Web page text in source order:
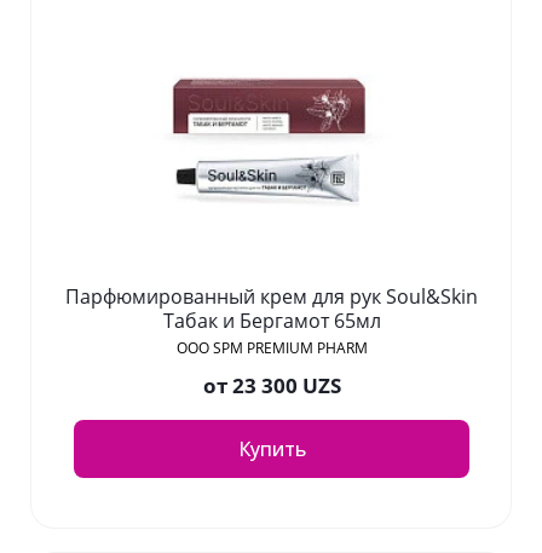
Парфюмированный крем для рук Soul&Skin
Табак и Бергамот 65мл
OOO SPM PREMIUM PHARM
от23 300 UZS
Купить